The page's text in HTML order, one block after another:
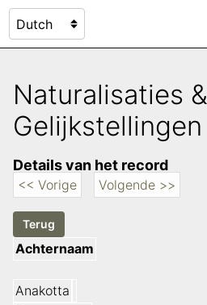
Naturalisaties &
Gelijkstellingen
Details van het record
<< Vorige Volgende >>
Achternaam
Anakotta